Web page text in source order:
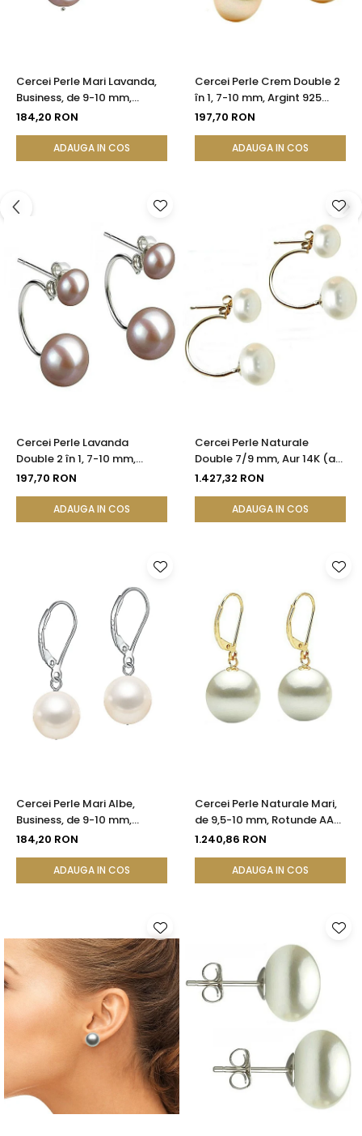
Cercei Perle Mari Lavanda,
Business, de 9-10 mm,
Tortiță Închisă, Argint 925 -
184,20 RON
ADAUGA IN COS
Cercei Perle Crem Double 2
în 1, 7-10 mm, Argint 925
Placat cu Platină |
197,70 RON
ADAUGA IN COS
Cercei Perle Lavanda
Double 2 în 1, 7-10 mm,
Argint 925 Placat cu Platină
197,70 RON
ADAUGA IN COS
Cercei Perle Naturale
Double 7/9 mm, Aur 14K (aur
585), Versatili 2 în 1 |
1.427,32 RON
ADAUGA IN COS
Cercei Perle Mari Albe,
Business, de 9-10 mm,
Tortiță Închisă, Argint 925 -
184,20 RON
ADAUGA IN COS
Cercei Perle Naturale Mari,
de 9,5-10 mm, Rotunde AAA,
Aur 14K (aur 585) |
1.240,86 RON
ADAUGA IN COS